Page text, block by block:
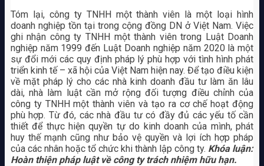
Tóm lại, công ty TNHH một thành viên là một loại hình
doanh nghiệp tồn tại trong cộng đồng DN ở Việt Nam. Việc
ghi nhận công ty TNHH một thành viên trong Luật Doanh
nghiệp năm 1999 đến Luật Doanh nghiệp năm 2020 là một
sự đổi mới các quy định pháp lý phù hợp với tình hình phát
triển kinh tế – xã hội của Việt Nam hiện nay. Để tạo điều kiện
về mặt pháp lý cho các nhà kinh doanh đầu tư làm ăn lâu
dài, nhà làm luật cần mở rộng đối tượng điều chỉnh của
công ty TNHH một thành viên và tạo ra cơ chế hoạt động
phù hợp. Từ đó, các nhà đầu tư có đầy đủ các yếu tố cần
thiết để thực hiện quyền tự do kinh doanh của mình, phát
huy thế mạnh cũng như bảo vệ quyền và lợi ích hợp pháp
của các nhân hoặc tổ chức khi thành lập công ty. Khóa luận:
Hoàn thiện pháp luật về công ty trách nhiệm hữu hạn.